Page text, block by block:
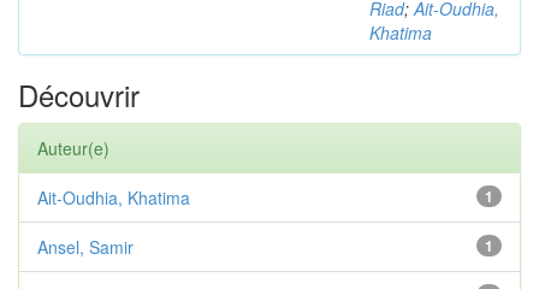
Riad;Ait-Oudhia,
Khatima
Découvrir
Auteur(e)
1
Ait-Oudhia, Khatima
1
Ansel, Samir